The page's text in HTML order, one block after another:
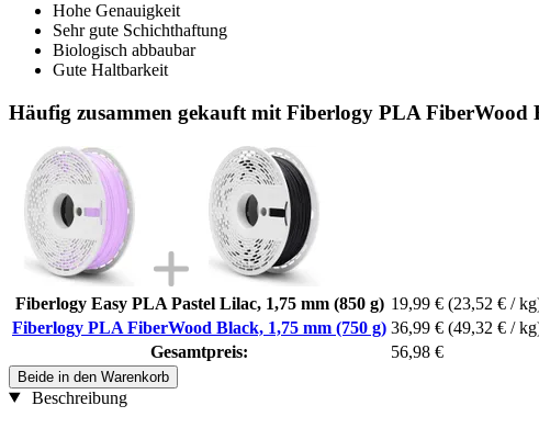
Hohe Genauigkeit
Sehr gute Schichthaftung
Biologisch abbaubar
Gute Haltbarkeit
Häufig zusammen gekauft mit Fiberlogy PLA FiberWood
Fiberlogy Easy PLA Pastel Lilac, 1,75 mm (850 g) 19,99 € (23,52 € /
Fiberlogy PLA FiberWood Black, 1,75 mm (750 g) 36,99 € (49,32 € /
Gesamtpreis:
56,98 €
Beide in den Warenkorb
Beschreibung